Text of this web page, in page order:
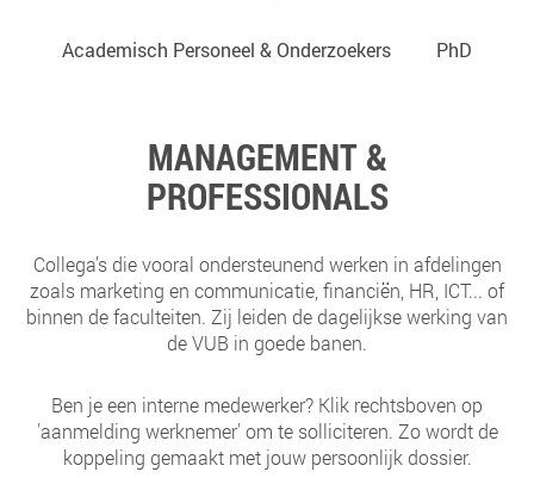
Academisch Personeel & Onderzoekers PhD
MANAGEMENT &
PROFESSIONALS
Collega’s die vooral ondersteunend werken in afdelingen
zoals marketing en communicatie, financiën, HR, ICT... of
binnen de faculteiten. Zij leiden de dagelijkse werking van
de VUB in goede banen.
Ben je een interne medewerker? Klik rechtsboven op
'aanmelding werknemer' om te solliciteren. Zo wordt de
koppeling gemaakt met jouw persoonlijk dossier.